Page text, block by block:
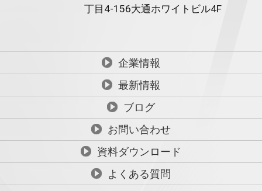
丁目4-156大通ホワイトビル4F
企業情報
最新情報
ブログ
お問い合わせ
資料ダウンロード
よくある質問